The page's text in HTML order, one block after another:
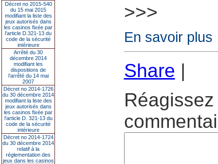
Décret no 2015-540
du 15 mai 2015
modifiant la liste des
jeux autorisés dans
les casinos fixée par
l’article D.321-13 du
code de la sécurité
intérieure
Arrêté du 30
décembre 2014
modifiant les
dispositions de
l’arrêté du 14 mai
2007
Décret no 2014-1726
du 30 décembre 2014
modifiant la liste des
jeux autorisés dans
les casinos fixée par
l’article D. 321-13 du
code de la sécurité
intérieure
Décret no 2014-1724
du 30 décembre 2014
relatif à la
réglementation des
jeux dans les casinos
>>>
En savoir plus
Share |